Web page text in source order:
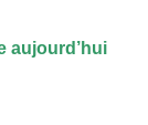
aujourd’hui